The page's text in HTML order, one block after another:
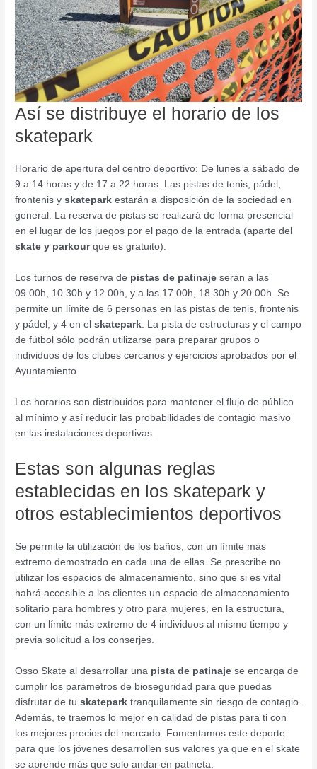
Así se distribuye el horario de los
skatepark
Horario de apertura del centro deportivo: De lunes a sábado de
9 a 14 horas y de 17 a 22 horas. Las pistas de tenis, pádel,
frontenis yskatepark estarán a disposición de la sociedad en
general. La reserva de pistas se realizará de forma presencial
en el lugar de los juegos por el pago de la entrada (aparte del
skate y parkourque es gratuito).
Los turnos de reserva de pistas de patinaje serán a las
09.00h, 10.30h y 12.00h, y a las 17.00h, 18.30h y 20.00h. Se
permite un límite de 6 personas en las pistas de tenis, frontenis
y pádel, y 4 en elskatepark. La pista de estructuras y el campo
de fútbol sólo podrán utilizarse para preparar grupos o
individuos de los clubes cercanos y ejercicios aprobados por el
Ayuntamiento.
Los horarios son distribuidos para mantener el flujo de público
al mínimo y así reducir las probabilidades de contagio masivo
en las instalaciones deportivas.
Estas son algunas reglas
establecidas en los skatepark y
otros establecimientos deportivos
Se permite la utilización de los baños, con un límite más
extremo demostrado en cada una de ellas. Se prescribe no
utilizar los espacios de almacenamiento, sino que si es vital
habrá accesible a los clientes un espacio de almacenamiento
solitario para hombres y otro para mujeres, en la estructura,
con un límite más extremo de 4 individuos al mismo tiempo y
previa solicitud a los conserjes.
Osso Skate al desarrollar una pista de patinajese encarga de
cumplir los parámetros de bioseguridad para que puedas
disfrutar de tuskateparktranquilamente sin riesgo de contagio.
Además, te traemos lo mejor en calidad de pistas para ti con
los mejores precios del mercado. Fomentamos este deporte
para que los jóvenes desarrollen sus valores ya que en el skate
se aprende más que solo andar en patineta.